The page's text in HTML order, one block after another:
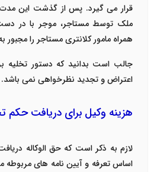
قرار می گیرد. پس از گذشت این مدت
ملک توسط مستاجر، موجر با در
همراه مامور کلانتری مستاجر را مجبور
جالب است بدانید که دستور تخلیه
اعتراض و تجدید نظرخواهی نمی باشد.
هزینه وکیل برای دریافت حکم
لازم به ذکر است که حق الوکاله
اساس تعرفه و آیین نامه های مربوطه